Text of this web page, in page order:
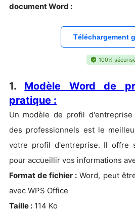
document Word :
Téléchargement
100%
1. Modèle Word de
pratique :
Un modèle de profil
des professionnels est le
votre profil d'entreprise. Il offre
pour accueillir vos informations
Format de fichier : Word, peut
avec WPS Office
Taille : 114 Ko